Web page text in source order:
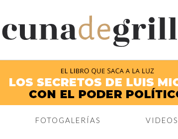
FOTOGALERÍAS VIDEOS